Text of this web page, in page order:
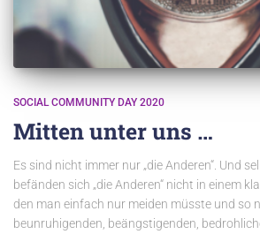
SOCIAL COMMUNITY DAY 2020
Mitten unter uns …
Es sind nicht immer nur „die Anderen“. Und
befänden sich „die Anderen“ nicht in einem
den man einfach nur meiden müsste und so
beunruhigenden, beängstigenden,